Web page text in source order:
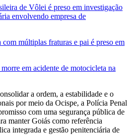
de Vôlei é preso em investigação
envolvendo empresa de
múltiplas fraturas e pai é preso em
em acidente de motocicleta na
a ordem, a estabilidade e o
por meio da Ocispe, a Polícia Penal
com uma segurança pública de
manter Goiás como referência
integrada e gestão penitenciária de